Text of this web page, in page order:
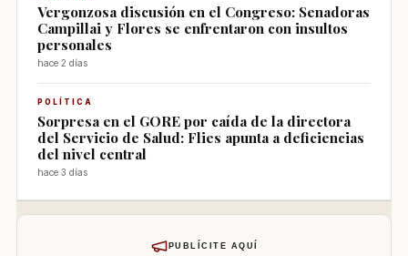
Vergonzosa discusión en el Congreso: Senadoras
Campillai y Flores se enfrentaron con insultos
personales
hace 2 días
POLÍTICA
Sorpresa en el GORE por caída de la directora
del Servicio de Salud: Flies apunta a deficiencias
del nivel central
hace 3 días
PUBLÍCITE AQUÍ